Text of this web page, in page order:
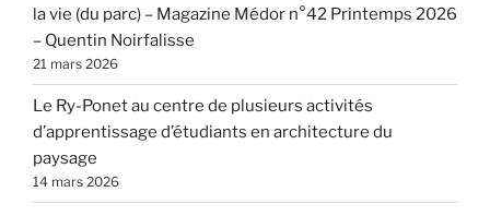
la vie (du parc) – Magazine Médor n°42 Printemps 2026
– Quentin Noirfalisse
21 mars 2026
Le Ry-Ponet au centre de plusieurs activités
d’apprentissage d’étudiants en architecture du
paysage
14 mars 2026